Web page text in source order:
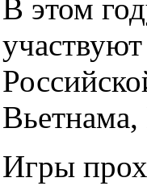
В этом
Игры